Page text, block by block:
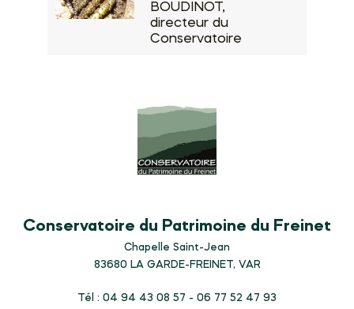
BOUDINOT,
directeur du
Conservatoire
Conservatoire du Patrimoine du Freinet
Chapelle Saint-Jean
83680 LA GARDE-FREINET, VAR
Tél : 04 94 43 08 57 - 06 77 52 47 93